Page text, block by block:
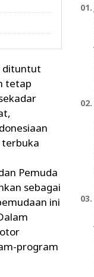
dituntut
tetap
Pemuda
sebagai
ini
program